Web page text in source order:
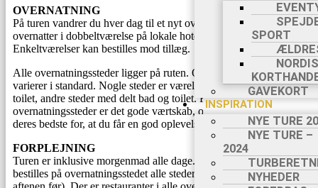
SPORT
GAVEKORT
INSPIRATION
NYE TURE
NYE TURE –
2024
NYHEDER
OVERNATNING
På turen vandrer du hver dag til et nyt overnatningssted. Du
overnatter i dobbeltværelse på lokale hoteller og badehoteller.
Enkeltværelser kan bestilles mod tillæg.
Alle overnatningssteder ligger på ruten. Overnatningsstederne
varierer i standard. Nogle steder er værelset med eget bad og
toilet, andre steder med delt bad og toilet. Fælles for alle
overnatningssteder er det gode værtskab, og at værterne vil gøre
deres bedste for, at du får en god oplevelse.
FORPLEJNING
Turen er inklusive morgenmad alle dage. Frokostmadpakke kan
bestilles på overnatningsstedet alle steder (husk at give besked